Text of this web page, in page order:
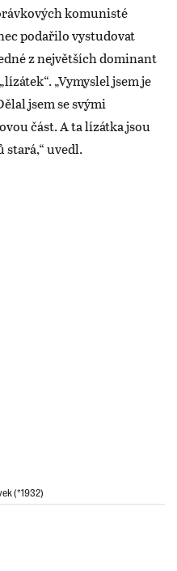
komunisté
podařilo vystudovat
z největších dominant
„Vymyslel jsem je
jsem se svými
část. A ta lízátka jsou
uvedl.
(*1932)